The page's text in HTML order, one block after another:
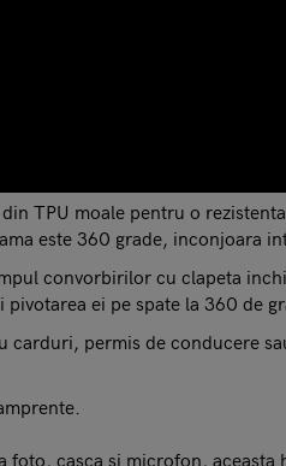
TPU moale pentru o
este 360 grade, inconjoara
convorbirilor cu clapeta
ei pe spate la 360 de
permis de conducere